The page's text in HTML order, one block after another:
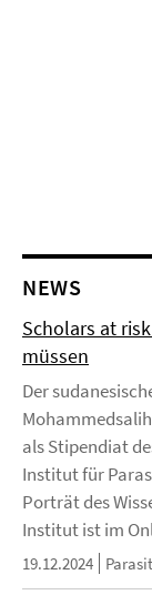
NEWS
Scholars at
müssen
Der
als Stipendiat
Institut für
Porträt des
Institut ist im
19.12.2024